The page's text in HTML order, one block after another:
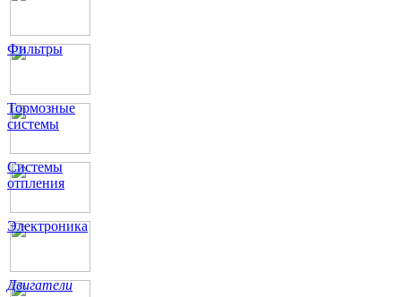
Фильтры
Тормозные
системы
Системы
отпления
Электроника
Двигатели